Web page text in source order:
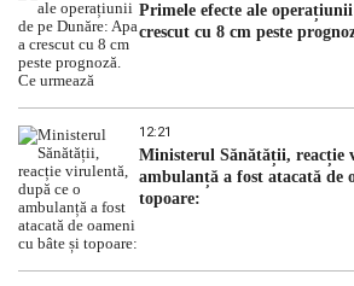
Primele efecte ale
crescut cu 8 cm peste
12:21
Ministerul Sănătății, reacție
ambulanță a fost atacată de
topoare: